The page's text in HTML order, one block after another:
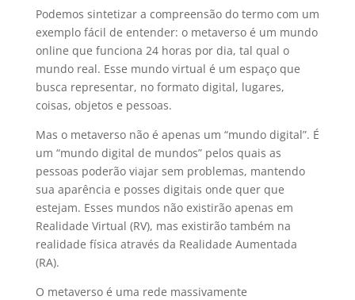
Podemos sintetizar a compreensão do termo com um
exemplo fácil de entender: o metaverso é um mundo
online que funciona 24 horas por dia, tal qual o
mundo real. Esse mundo virtual é um espaço que
busca representar, no formato digital, lugares,
coisas, objetos e pessoas.
Mas o metaverso não é apenas um “mundo digital”. É
um “mundo digital de mundos” pelos quais as
pessoas poderão viajar sem problemas, mantendo
sua aparência e posses digitais onde quer que
estejam. Esses mundos não existirão apenas em
Realidade Virtual (RV), mas existirão também na
realidade física através da Realidade Aumentada
(RA).
O metaverso é uma rede massivamente